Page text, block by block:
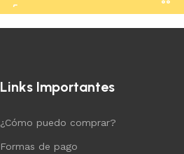
Links Importantes
¿Cómo puedo comprar?
Formas de pago